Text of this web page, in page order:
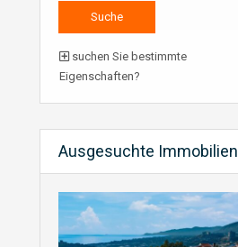
suchen Sie bestimmte
Eigenschaften?
Ausgesuchte Immobilien